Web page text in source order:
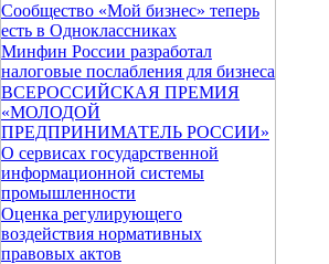
Сообщество «Мой бизнес» теперь
есть в Одноклассниках
Минфин России разработал
налоговые послабления для бизнеса
ВСЕРОССИЙСКАЯ ПРЕМИЯ
«МОЛОДОЙ
ПРЕДПРИНИМАТЕЛЬ РОССИИ»
О сервисах государственной
информационной системы
промышленности
Оценка регулирующего
воздействия нормативных
правовых актов